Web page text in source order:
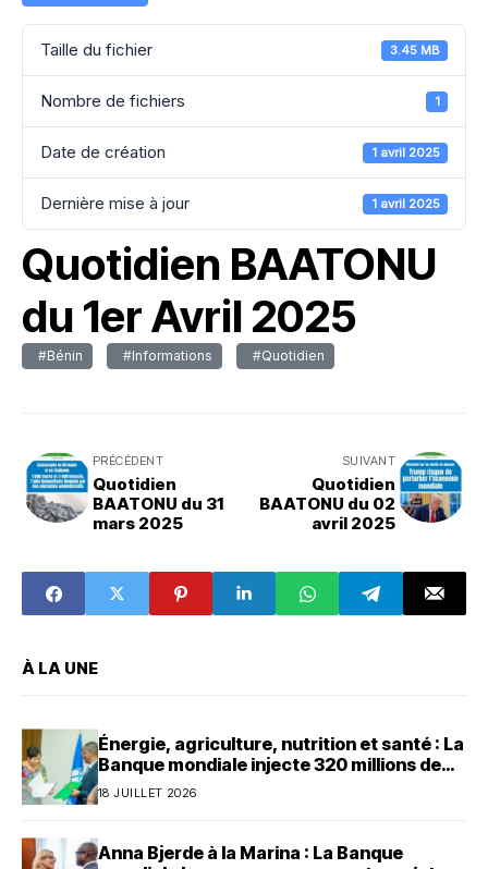
Taille du fichier 3.45 MB
Nombre de fichiers 1
Date de création 1 avril 2025
Dernière mise à jour 1 avril 2025
Quotidien BAATONU
du 1er Avril 2025
#Bénin #Informations #Quotidien
PRÉCÉDENT
Quotidien
BAATONU du 31
mars 2025
SUIVANT
Quotidien
BAATONU du 02
avril 2025
À LA UNE
Énergie, agriculture, nutrition et santé : La
Banque mondiale injecte 320 millions de
dollars au Bénin
18 JUILLET 2026
Anna Bjerde à la Marina : La Banque